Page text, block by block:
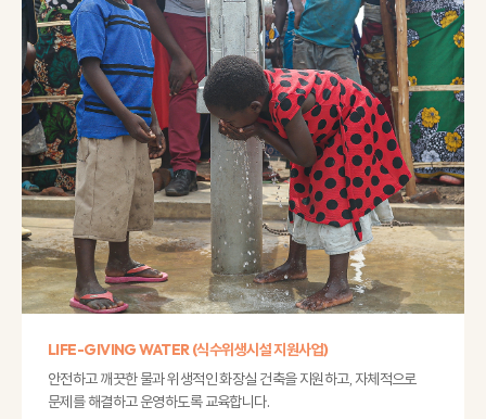
LIFE-GIVING WATER (식수위생시설 지원사업)
안전하고 깨끗한 물과 위생적인 화장실 건축을 지원하고, 자체적으로
문제를 해결하고 운영하도록 교육합니다.